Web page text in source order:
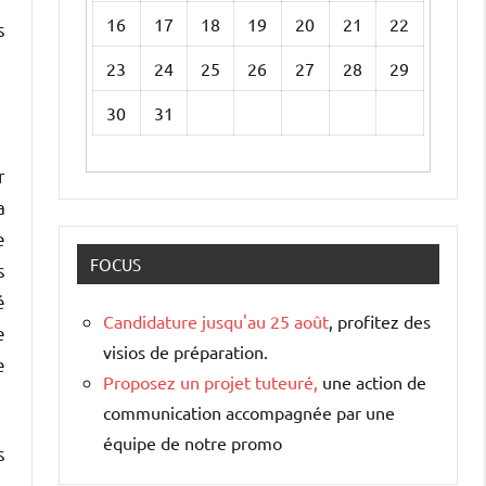
16 17 18 19 20 21 22
23 24 25 26 27 28 29
30 31
FOCUS
Candidature jusqu'au 25 août , profitez des
visios de préparation.
Proposez un projet tuteuré, une action de
communication accompagnée par une
équipe de notre promo